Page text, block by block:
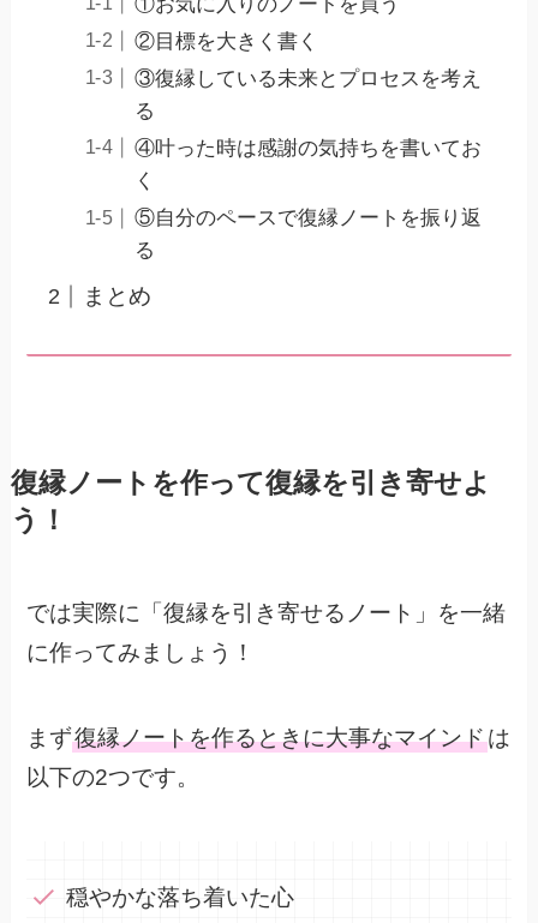
②目標を大きく書く
③復縁している未来とプロセスを考え
る
④叶った時は感謝の気持ちを書いてお
く
⑤自分のペースで復縁ノートを振り返
る
まとめ
復縁ノートを作って復縁を引き寄せよ
う！
では実際に「復縁を引き寄せるノート」を一緒
に作ってみましょう！
まず復縁ノートを作るときに大事なマインドは
以下の2つです。
穏やかな落ち着いた心